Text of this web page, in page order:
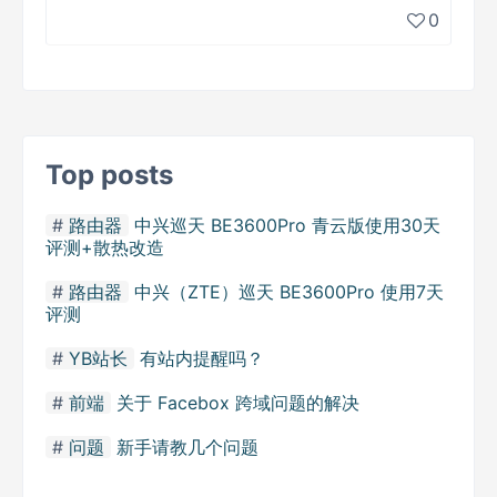
0
Top posts
路由器 中兴巡天 BE3600Pro 青云版使用30天
评测+散热改造
路由器 中兴（ZTE）巡天 BE3600Pro 使用7天
评测
YB站长 有站内提醒吗？
前端 关于 Facebox 跨域问题的解决
问题
新手请教几个问题